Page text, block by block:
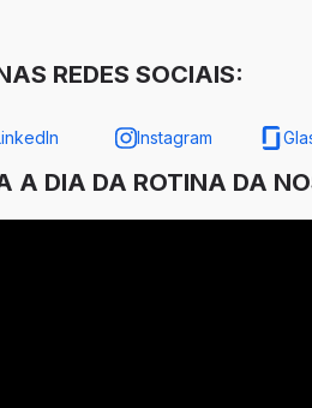
REDES SOCIAIS:
Instagram
A DIA DA ROTINA DA